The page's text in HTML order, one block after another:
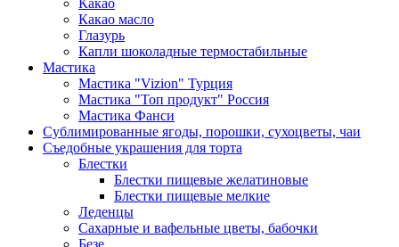
Какао
Какао масло
Глазурь
Капли шоколадные термостабильные
Мастика
Мастика "Vizion" Турция
Мастика "Топ продукт" Россия
Мастика Фанси
Сублимированные ягоды, порошки, сухоцветы, чаи
Съедобные украшения для торта
Блестки
Блестки пищевые желатиновые
Блестки пищевые мелкие
Леденцы
Сахарные и вафельные цветы, бабочки
Безе